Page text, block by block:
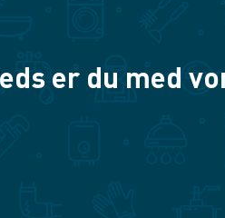
er du med